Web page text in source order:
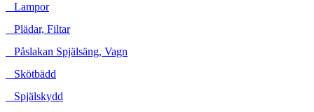
Lampor
Plädar, Filtar
Påslakan Spjälsäng, Vagn
Skötbädd
Spjälskydd